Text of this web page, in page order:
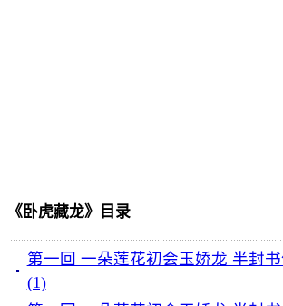
《卧虎藏龙》目录
第一回 一朵莲花初会玉娇龙 半封
(1)